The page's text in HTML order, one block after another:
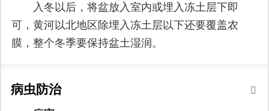
入冬以后，将盆放入室内或埋入冻土层下即
可，黄河以北地区除埋入冻土层以下还要覆盖农
膜，整个冬季要保持盆土湿润。
病虫防治